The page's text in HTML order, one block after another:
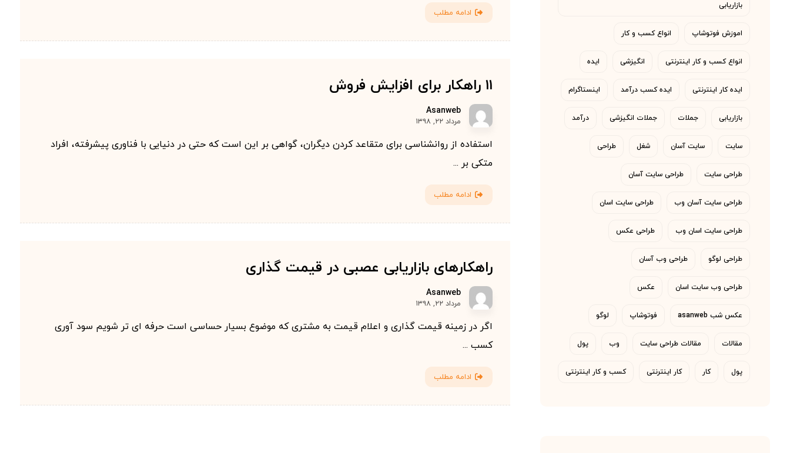
ادامه مطلب
۱۱ راهکار برای افزایش فروش
Asanweb
مرداد ۲۲, ۱۳۹۸
استفاده از روانشناسی برای متقاعد کردن دیگران، گواهی بر این است که حتی در دنیایی با فناوری پیشرفته، افراد
متکی بر ...
ادامه مطلب
راهکارهای بازاریابی عصبی در قیمت گذاری
Asanweb
مرداد ۲۲, ۱۳۹۸
اگر در زمینه قیمت گذاری و اعلام قیمت به مشتری که موضوع بسیار حساسی است حرفه ای تر شویم سود آوری
کسب ...
ادامه مطلب
بازاریابی
اموزش فوتوشاپ انواع کسب و کار
انواع کسب و کار اینترنتی انگیزشی ایده
ایده کار اینترنتی ایده کسب درآمد اینستاگرام
بازاریابی جملات جملات انگیزشی درآمد
سایت سایت آسان شغل طراحی
طراحی سایت طراحی سایت آسان
طراحی سایت آسان وب طراحی سایت اسان
طراحی سایت اسان وب طراحی عکس
طراحی لوگو طراحی وب آسان
طراحی وب سایت اسان عکس
عکس شب asanweb فوتوشاپ لوگو
مقالات مقالات طراحی سایت وب پول
پول کار کار اینترنتی کسب و کار اینترنتی